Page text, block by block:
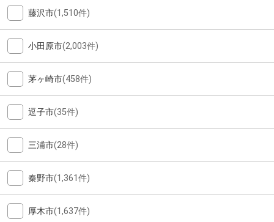
藤沢市(1,510件)
小田原市(2,003件)
茅ヶ崎市(458件)
逗子市(35件)
三浦市(28件)
秦野市(1,361件)
厚木市(1,637件)